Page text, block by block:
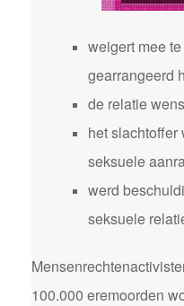
weigert mee
gearrangeerd
de relatie
het slachtoffer
seksuele
werd
seksuele
100.000 eremoorden